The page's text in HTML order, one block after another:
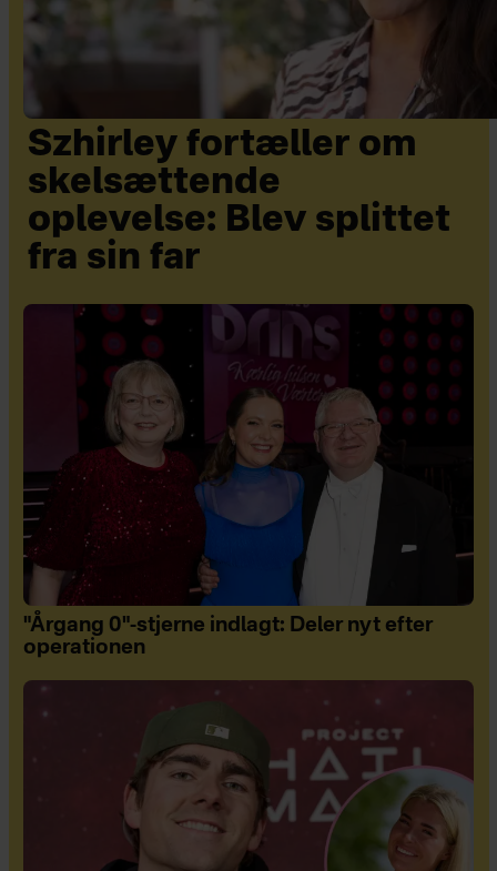
Szhirley fortæller om
skelsættende
oplevelse: Blev splittet
fra sin far
"Årgang 0"-stjerne indlagt: Deler nyt efter
operationen